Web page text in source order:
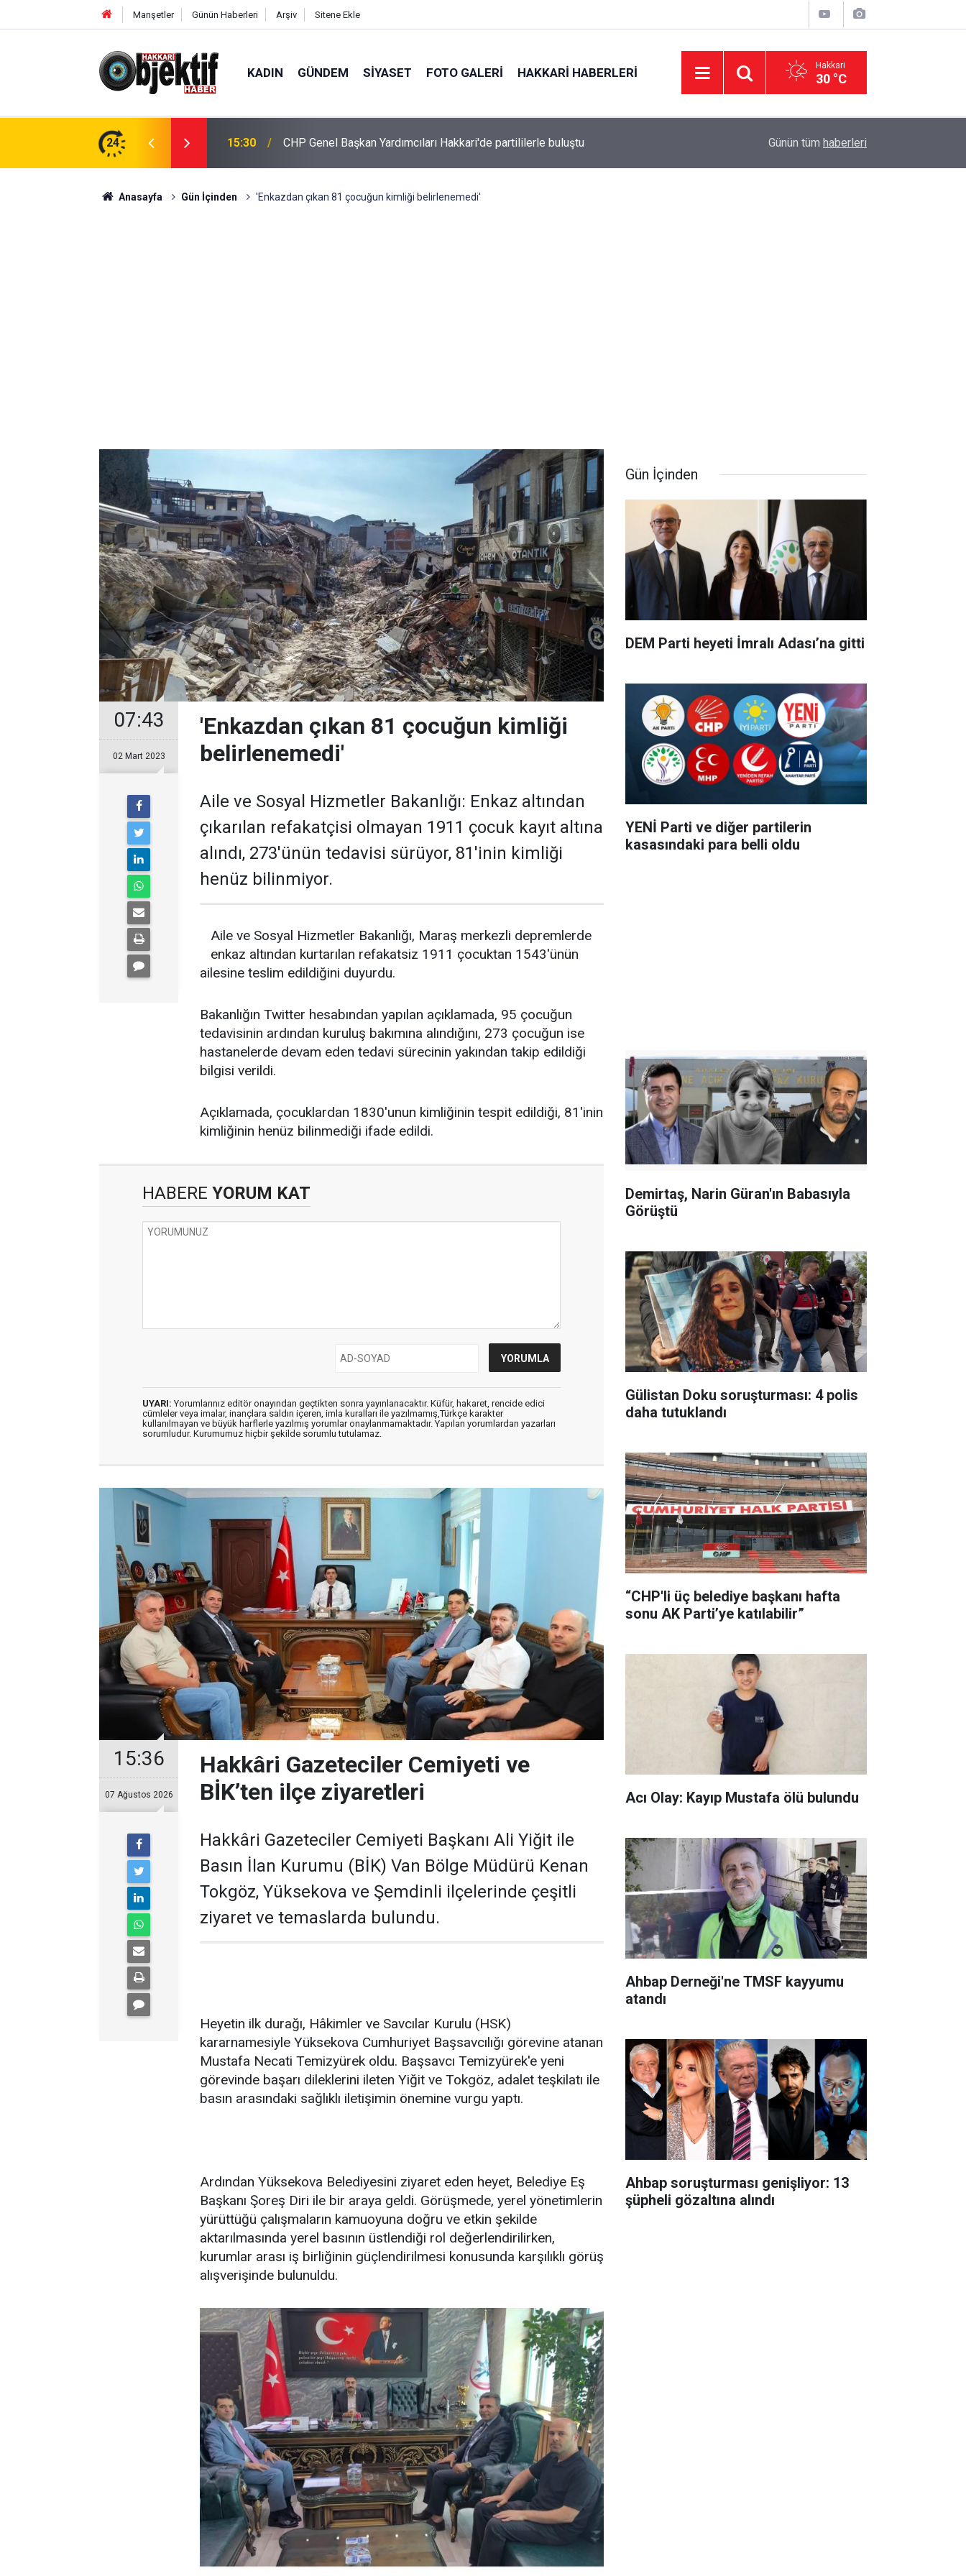
Manşetler Günün Haberleri Arşiv Sitene Ekle
KADIN GÜNDEM SIYASET FOTO GALERI HAKKARI HABERLERI Hakkari
30 °C
24
ilçe ziyaretleri 15:30 CHP Genel Başkan Yardımcıları Hakkari'de partililerle buluştu AK Parti Hakkâri teşkilatı Şemdinli'de
Günün tüm haberleri
Anasayfa Gün İçinden 'Enkazdan çıkan 81 çocuğun kimliği belirlenemedi'
07:43
02 Mart 2023
'Enkazdan çıkan 81 çocuğun kimliği
belirlenemedi'
Aile ve Sosyal Hizmetler Bakanlığı: Enkaz altından
çıkarılan refakatçisi olmayan 1911 çocuk kayıt altına
alındı, 273'ünün tedavisi sürüyor, 81'inin kimliği
henüz bilinmiyor.
Aile ve Sosyal Hizmetler Bakanlığı, Maraş merkezli depremlerde
enkaz altından kurtarılan refakatsiz 1911 çocuktan 1543'ünün
ailesine teslim edildiğini duyurdu.
Bakanlığın Twitter hesabından yapılan açıklamada, 95 çocuğun
tedavisinin ardından kuruluş bakımına alındığını, 273 çocuğun ise
hastanelerde devam eden tedavi sürecinin yakından takip edildiği
bilgisi verildi.
Açıklamada, çocuklardan 1830'unun kimliğinin tespit edildiği, 81'inin
kimliğinin henüz bilinmediği ifade edildi.
HABERE YORUM KAT
UYARI: Yorumlarınız editör onayından geçtikten sonra yayınlanacaktır. Küfür, hakaret, rencide edici
cümleler veya imalar, inançlara saldırı içeren, imla kuralları ile yazılmamış,Türkçe karakter
kullanılmayan ve büyük harflerle yazılmış yorumlar onaylanmamaktadır. Yapılan yorumlardan yazarları
sorumludur. Kurumumuz hiçbir şekilde sorumlu tutulamaz.
15:36
07 Ağustos 2026
Hakkâri Gazeteciler Cemiyeti ve
BİK’ten ilçe ziyaretleri
Hakkâri Gazeteciler Cemiyeti Başkanı Ali Yiğit ile
Basın İlan Kurumu (BİK) Van Bölge Müdürü Kenan
Tokgöz, Yüksekova ve Şemdinli ilçelerinde çeşitli
ziyaret ve temaslarda bulundu.
Heyetin ilk durağı, Hâkimler ve Savcılar Kurulu (HSK)
kararnamesiyle Yüksekova Cumhuriyet Başsavcılığı görevine atanan
Mustafa Necati Temizyürek oldu. Başsavcı Temizyürek'e yeni
görevinde başarı dileklerini ileten Yiğit ve Tokgöz, adalet teşkilatı ile
basın arasındaki sağlıklı iletişimin önemine vurgu yaptı.
Ardından Yüksekova Belediyesini ziyaret eden heyet, Belediye Eş
Başkanı Şoreş Diri ile bir araya geldi. Görüşmede, yerel yönetimlerin
yürüttüğü çalışmaların kamuoyuna doğru ve etkin şekilde
aktarılmasında yerel basının üstlendiği rol değerlendirilirken,
kurumlar arası iş birliğinin güçlendirilmesi konusunda karşılıklı görüş
alışverişinde bulunuldu.
Gün İçinden
DEM Parti heyeti İmralı Adası’na gitti
YENİ Parti ve diğer partilerin
kasasındaki para belli oldu
Demirtaş, Narin Güran'ın Babasıyla
Görüştü
Gülistan Doku soruşturması: 4 polis
daha tutuklandı
“CHP'li üç belediye başkanı hafta
sonu AK Parti’ye katılabilir”
Acı Olay: Kayıp Mustafa ölü bulundu
Ahbap Derneği'ne TMSF kayyumu
atandı
Ahbap soruşturması genişliyor: 13
şüpheli gözaltına alındı